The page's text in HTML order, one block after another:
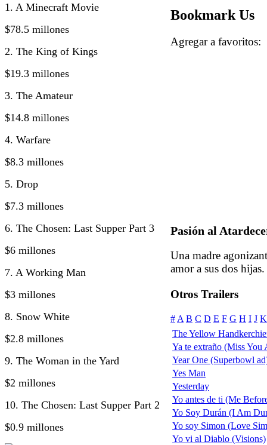
1. A Minecraft Movie
$78.5 millones
2. The King of Kings
$19.3 millones
3. The Amateur
$14.8 millones
4. Warfare
$8.3 millones
5. Drop
$7.3 millones
6. The Chosen: Last Supper Part 3
$6 millones
7. A Working Man
$3 millones
8. Snow White
$2.8 millones
9. The Woman in the Yard
$2 millones
10. The Chosen: Last Supper Part 2
$0.9 millones
Bookmark Us
Agregar a
Pasión al
Una madre
amor a sus dos hijas.
Otros Trailers
# A B C D E F G H I J K
The Yellow
Ya te extraño (Miss You
Year One (Superbowl
Yes Man
Yesterday
Yo antes de ti (Me
Yo Soy Durán (I Am
Yo soy Simon (Love
Yo vi al Diablo (Visions)